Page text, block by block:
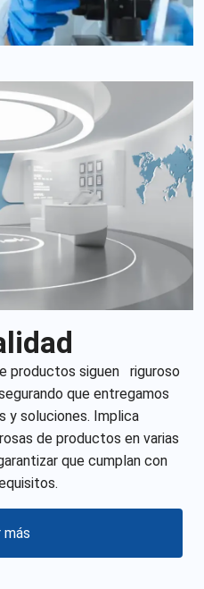
productos siguen riguroso
que entregamos
y soluciones. Implica
de productos en varias
que cumplan con
más